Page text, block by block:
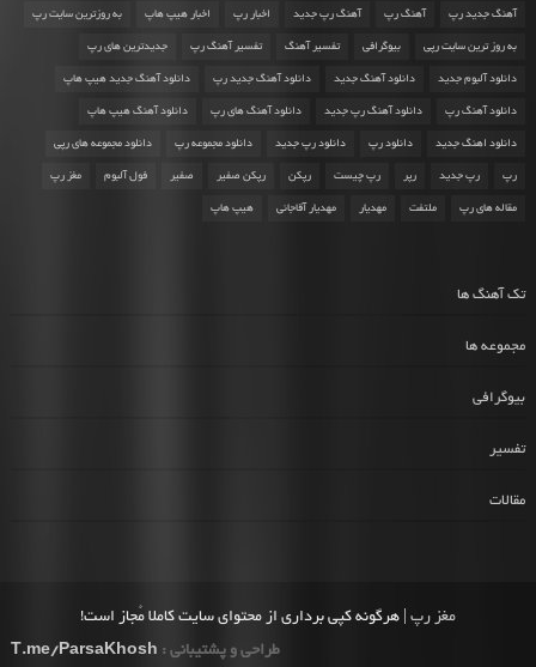
آهنگ جدید رپ آهنگ رپ آهنگ رپ جدید اخبار رپ اخبار هیپ هاپ به روزترین سایت رپ
به روز ترین سایت رپی بیوگرافی تفسیر آهنگ تفسیر آهنگ رپ جدیدترین های رپ
دانلود آلبوم جدید دانلود آهنگ جدید دانلود آهنگ جدید رپ دانلود آهنگ جدید هیپ هاپ
دانلود آهنگ رپ دانلود آهنگ رپ جدید دانلود آهنگ های رپ دانلود آهنگ هیپ هاپ
دانلود اهنگ جدید دانلود رپ دانلود رپ جدید دانلود مجموعه رپ دانلود مجموعه های رپی
رپ رپ جدید رپر رپ چیست رپکن رپکن صفیر صفیر فول آلبوم مغز رپ
مقاله های رپ ملتفت مهدیار مهدیار آقاجانی هیپ هاپ
تک آهنگ ها
مجموعه ها
بیوگرافی
تفسیر
مقالات
مغز رپ | هرگونه کپی برداری از محتوای سایت کاملا مُجاز است!
طراحی و پشتیبانی : T.me/ParsaKhosh